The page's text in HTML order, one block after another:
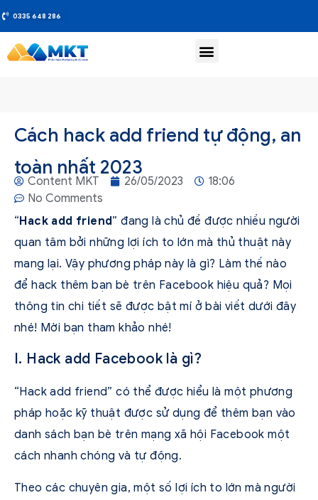
0335 648 286
Cách hack add friend tự động, an
toàn nhất 2023
Content MKT 26/05/2023
18:06
No Comments
“Hack add friend” đang là chủ đề được nhiều người
quan tâm bởi những lợi ích to lớn mà thủ thuật này
mang lại. Vậy phương pháp này là gì? Làm thế nào
để hack thêm bạn bè trên Facebook hiệu quả? Mọi
thông tin chi tiết sẽ được bật mí ở bài viết dưới đây
nhé! Mời bạn tham khảo nhé!
I. Hack add Facebook là gì?
“Hack add friend” có thể được hiểu là một phương
pháp hoặc kỹ thuật được sử dụng để thêm bạn vào
danh sách bạn bè trên mạng xã hội Facebook một
cách nhanh chóng và tự động.
Theo các chuyên gia, một số lợi ích to lớn mà người